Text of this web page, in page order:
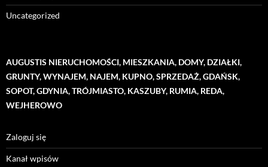
Uncategorized
AUGUSTIS NIERUCHOMOŚCI, MIESZKANIA, DOMY, DZIAŁKI,
GRUNTY, WYNAJEM, NAJEM, KUPNO, SPRZEDAŻ, GDAŃSK,
SOPOT, GDYNIA, TRÓJMIASTO, KASZUBY, RUMIA, REDA,
WEJHEROWO
Zaloguj się
Kanał wpisów